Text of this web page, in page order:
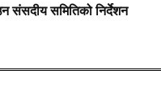
संसदीय समितिको निर्देशन